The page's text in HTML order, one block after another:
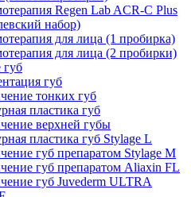
Regen Lab ACR-C Plus
набор)
для лица (1 пробирка)
для лица (2 пробирки)
губ
губ
тонких губ
пластика губ
верхней губы
пластика губ Stylage L
губ препаратом Stylage M
губ препаратом Aliaxin FL
губ Juvederm ULTRA